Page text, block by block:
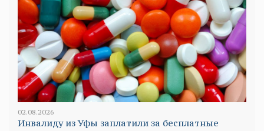
02.08.2026
Инвалиду из Уфы заплатили за бесплатные